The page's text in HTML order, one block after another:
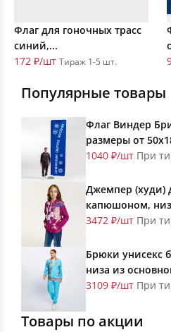
Флаг для гоночных трасс
синий,...
172 ₽/шт Тираж 1-5 шт.
Популярные товары
Флаг Виндер
размеры от
1040 ₽/шт При
Джемпер (худи)
капюшоном,
3472 ₽/шт При
Брюки унисекс
низа из
3109 ₽/шт При
Товары по акции